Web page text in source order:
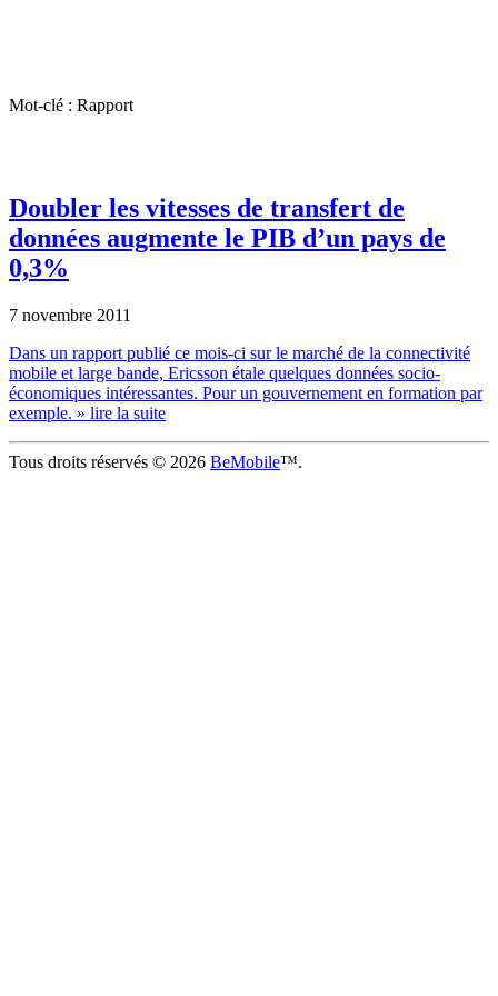
Mot-clé : Rapport
Doubler les vitesses de transfert de
données augmente le PIB d’un pays de
0,3%
7 novembre 2011
Dans un rapport publié ce mois-ci sur le marché de la connectivité
mobile et large bande, Ericsson étale quelques données socio-
économiques intéressantes. Pour un gouvernement en formation par
exemple. » lire la suite
Tous droits réservés © 2026 BeMobile™.